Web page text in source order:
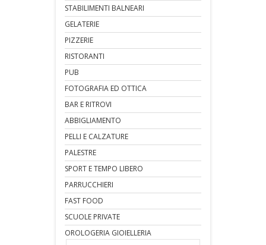
STABILIMENTI BALNEARI
GELATERIE
PIZZERIE
RISTORANTI
PUB
FOTOGRAFIA ED OTTICA
BAR E RITROVI
ABBIGLIAMENTO
PELLI E CALZATURE
PALESTRE
SPORT E TEMPO LIBERO
PARRUCCHIERI
FAST FOOD
SCUOLE PRIVATE
OROLOGERIA GIOIELLERIA